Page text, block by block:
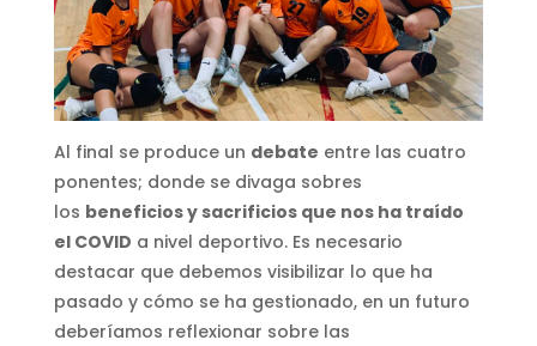
Al final se produce un debate entre las cuatro
ponentes; donde se divaga sobres
los beneficios y sacrificios que nos ha traído
el COVID a nivel deportivo. Es necesario
destacar que debemos visibilizar lo que ha
pasado y cómo se ha gestionado, en un futuro
deberíamos reflexionar sobre las